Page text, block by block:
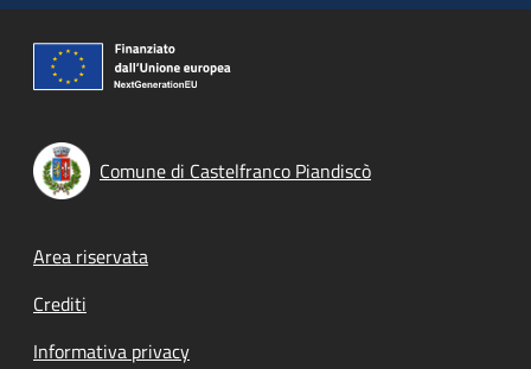
Comune di Castelfranco Piandiscò
Footer menu
Area riservata
Crediti
Informativa privacy